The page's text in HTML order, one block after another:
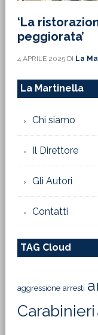
‘La
peggiorata’
4 APRILE 2025DI La
La Martinella
Chi siamo
Il Direttore
Gli Autori
Contatti
TAG Cloud
aggressione arresti
Carabinieri